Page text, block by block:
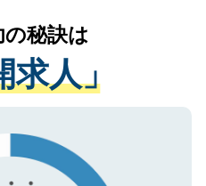
扱いについての厳密な
事業者のみに付与され
ークを取得済みです。
てもご安心ください。
医療機関の状況や紹介
、適切なアドバイスを
。すぐにご転職をされ
なサポートが可能です
ください。
秘訣は
求人」